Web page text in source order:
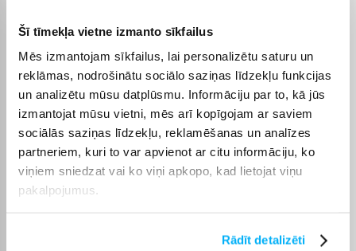
Šī tīmekļa vietne izmanto sīkfailus
Mēs izmantojam sīkfailus, lai personalizētu saturu un
reklāmas, nodrošinātu sociālo saziņas līdzekļu funkcijas
un analizētu mūsu datplūsmu. Informāciju par to, kā jūs
izmantojat mūsu vietni, mēs arī kopīgojam ar saviem
sociālās saziņas līdzekļu, reklamēšanas un analīzes
partneriem, kuri to var apvienot ar citu informāciju, ko
viņiem sniedzat vai ko viņi apkopo, kad lietojat viņu
pakalpojumus.
Rādīt detalizēti
sportam vai agresīvai braukšanai. Tāpat nozīme ir riteņu
izmēram, cietībai un zābaka ērtībai.
Izvēloties slidas, jāņem vērā to pielietojums – daiļslidošanai,
hokejam vai brīvā laika slidošanai. Pareizs izmērs un komforts
nodrošina labāku pieredzi.
Kam piemērotas skrituļslidas un slidas?
Skrituļslidas un slidas ir piemērotas visiem – bērniem,
jauniešiem un pieaugušajiem. Tās ir lieliska izvēle aktīvai
atpūtai, sportam un prasmju attīstīšanai.